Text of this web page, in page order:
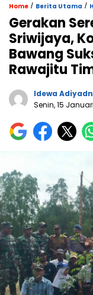
Home / Berita Utama /
Gerakan
Sriwijaya,
Bawang
Rawajitu
Idewa
Senin, 15